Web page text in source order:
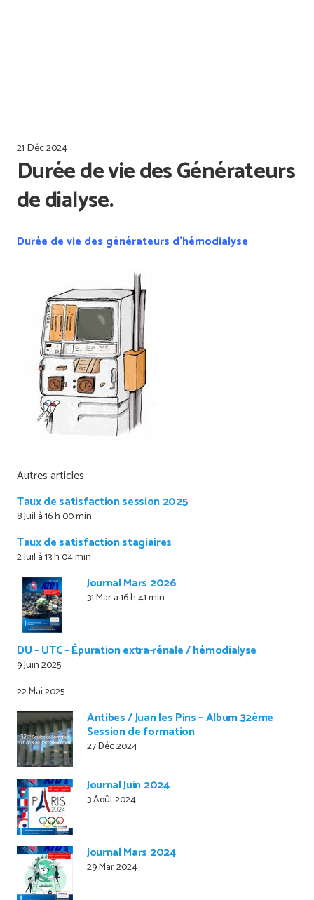
21 Déc 2024
Durée de vie des Générateurs
de dialyse.
Durée de vie des générateurs d’hémodialyse
Autres articles
Taux de satisfaction session 2025
8 Juil à 16 h 00 min
Taux de satisfaction stagiaires
2 Juil à 13 h 04 min
Journal Mars 2026
31 Mar à 16 h 41 min
DU – UTC – Épuration extra-rénale / hémodialyse
9 Juin 2025
22 Mai 2025
Antibes / Juan les Pins – Album 32ème
Session de formation
27 Déc 2024
Journal Juin 2024
3 Août 2024
Journal Mars 2024
29 Mar 2024